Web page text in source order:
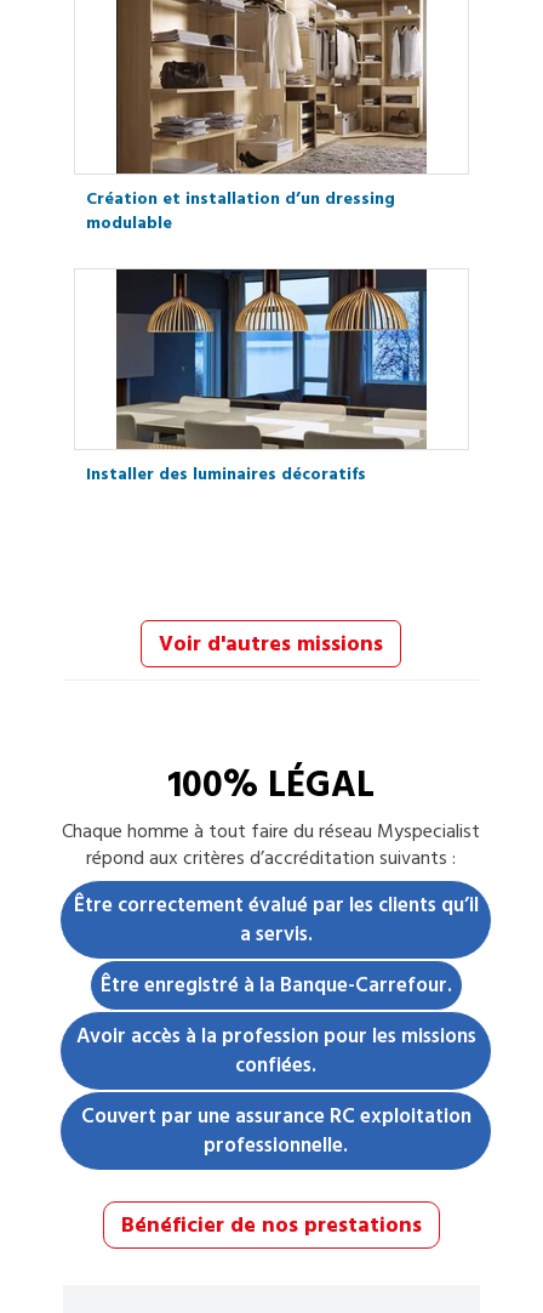
Création et installation d’un dressing
modulable
Installer des luminaires décoratifs
Voir d'autres missions
100% LÉGAL
Chaquehomme à tout fairedu réseau Myspecialist
répond aux critères d’accréditation suivants :
Être correctement évalué par les clients qu’il
a servis.
Être enregistré à la Banque-Carrefour.
Avoir accès à la profession pour les missions
confiées.
Couvert par une assurance RC exploitation
professionnelle.
Bénéficier de nos prestations